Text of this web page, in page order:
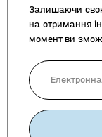
Залишаючи
на отримання
момент ви